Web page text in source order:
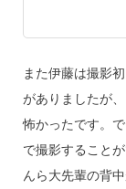
また伊藤は撮影
がありましたが
怖かったです。
で撮影すること
んら大先輩の背